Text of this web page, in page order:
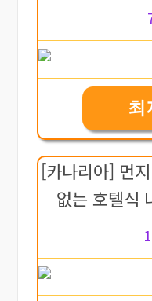
최
[카나리아] 먼
없는 호텔식